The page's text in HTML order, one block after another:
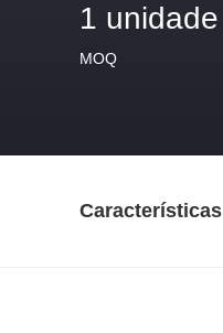
1 unidade
MOQ
Características